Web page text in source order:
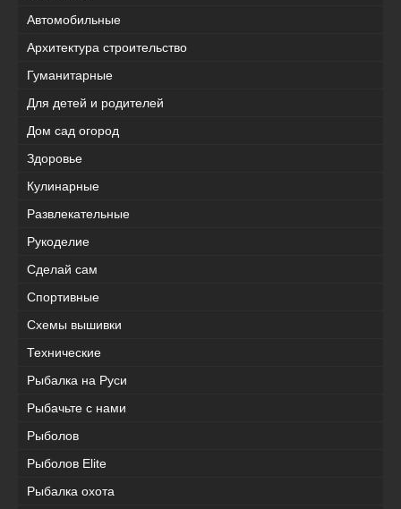
Автомобильные
Архитектура строительство
Гуманитарные
Для детей и родителей
Дом сад огород
Здоровье
Кулинарные
Развлекательные
Рукоделие
Сделай сам
Спортивные
Схемы вышивки
Технические
Рыбалка на Руси
Рыбачьте с нами
Рыболов
Рыболов Elite
Рыбалка охота